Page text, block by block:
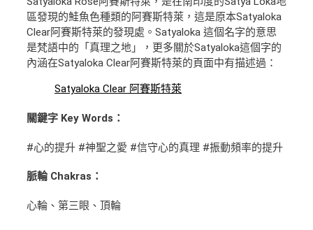
區發現的鮭魚色種類的阿賽斯特萊，這是原本Satyaloka
Clear阿賽斯特萊的發現處。Satyaloka 這個名字的意思
是梵語中的「真理之地」，更多關於Satyaloka這個字的
內涵在Satyaloka Clear阿賽斯特萊的頁面中有描述過：
Satyaloka Clear 阿賽斯特萊
關鍵字 Key Words：
#心的提升 #神聖之愛 #信守心的真理 #振動頻率的提升
脈輪 Chakras：
心輪、第三眼、頂輪